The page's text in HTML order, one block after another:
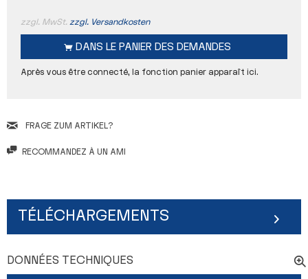
zzgl. MwSt. zzgl. Versandkosten
DANS LE PANIER DES DEMANDES
Après vous être connecté, la fonction panier apparaît ici.
FRAGE ZUM ARTIKEL?
RECOMMANDEZ À UN AMI
TÉLÉCHARGEMENTS
DONNÉES TECHNIQUES